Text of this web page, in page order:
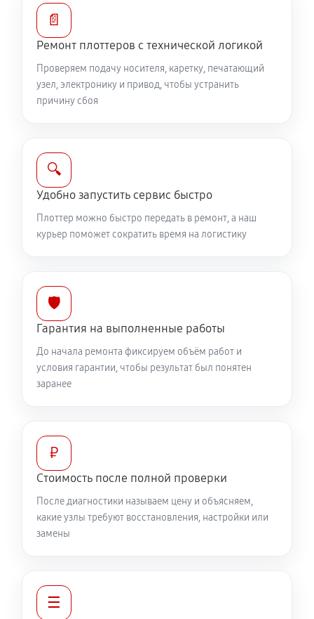
📄
Ремонт плоттеров с технической логикой
Проверяем подачу носителя, каретку, печатающий
узел, электронику и привод, чтобы устранить
причину сбоя
🔍
Удобно запустить сервис быстро
Плоттер можно быстро передать в ремонт, а наш
курьер поможет сократить время на логистику
🛡️
Гарантия на выполненные работы
До начала ремонта фиксируем объём работ и
условия гарантии, чтобы результат был понятен
заранее
₽
Стоимость после полной проверки
После диагностики называем цену и объясняем,
какие узлы требуют восстановления, настройки или
замены
☰